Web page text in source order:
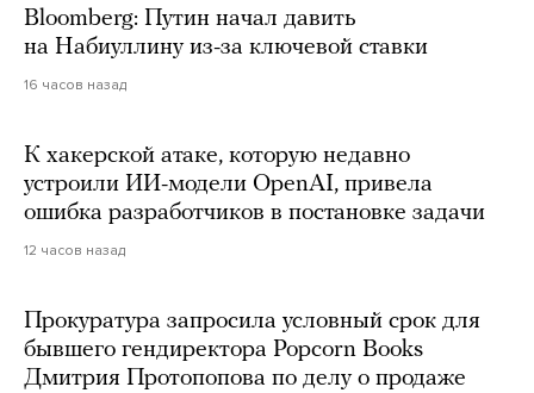
Bloomberg: Путин начал давить
на Набиуллину из-за ключевой ставки
16 часов назад
К хакерской атаке, которую недавно
устроили ИИ-модели OpenAI, привела
ошибка разработчиков в постановке задачи
12 часов назад
Прокуратура запросила условный срок для
бывшего гендиректора Popcorn Books
Дмитрия Протопопова по делу о продаже